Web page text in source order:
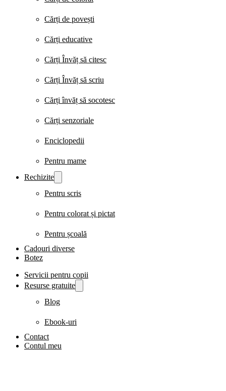
Cărți de povești
Cărți educative
Cărți Învăț să citesc
Cărți Învăț să scriu
Cărți învăț să socotesc
Cărți senzoriale
Enciclopedii
Pentru mame
Rechizite
Pentru scris
Pentru colorat și pictat
Pentru școală
Cadouri diverse
Botez
Servicii pentru copii
Resurse gratuite
Blog
Ebook-uri
Contact
Contul meu